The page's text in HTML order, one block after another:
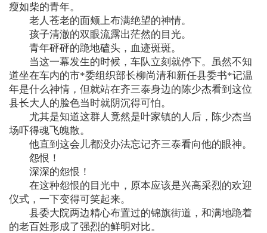
瘦如柴的青年。
老人苍老的面颊上布满绝望的神情。
孩子清澈的双眼流露出茫然的目光。
青年砰砰的跪地磕头，血迹斑斑。
当这一幕发生的时候，车队立刻就停下。虽然不知
道坐在车内的市*委组织部长柳尚清和新任县委书*记温
年是什么神情，但就站在齐三泰身边的陈少杰看到这位
县长大人的脸色当时就阴沉得可怕。
尤其是知道这群人竟然是叶家镇的人后，陈少杰当
场吓得魂飞魄散。
他直到这会儿都没办法忘记齐三泰看向他的眼神。
怨恨！
深深的怨恨！
在这种怨恨的目光中，原本应该是兴高采烈的欢迎
仪式，一下变得可笑起来。
县委大院两边精心布置过的锦旗街道，和满地跪着
的老百姓形成了强烈的鲜明对比。